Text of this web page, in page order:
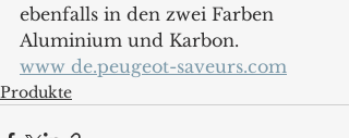
ebenfalls in den zwei Farben
Aluminium und Karbon.
www de.peugeot-saveurs.com
Produkte